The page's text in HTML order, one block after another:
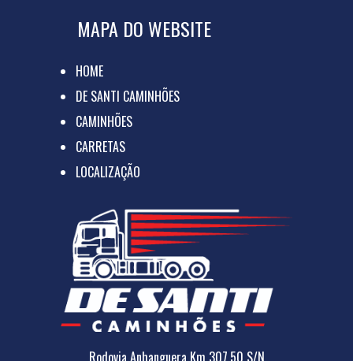
MAPA DO WEBSITE
HOME
DE SANTI CAMINHÕES
CAMINHÕES
CARRETAS
LOCALIZAÇÃO
Rodovia Anhanguera Km 307,50 S/N